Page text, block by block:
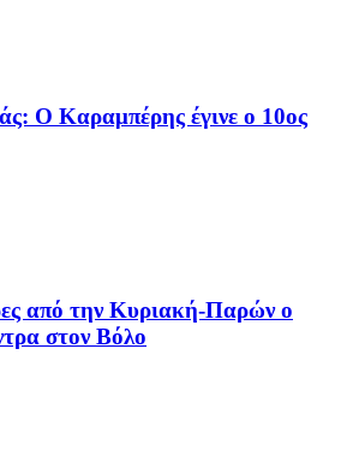
Ο Καραμπέρης έγινε ο 10ος
από την Κυριακή-Παρών ο
στον Βόλο